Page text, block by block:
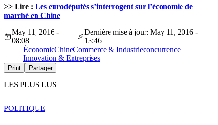
>> Lire : Les eurodéputés s’interrogent sur l’économie de
marché en Chine
May 11, 2016 -
08:08
Dernière mise à jour: May 11, 2016 -
13:46
ÉconomieChineCommerce & Industrieconcurrence
Innovation & Entreprises
Print Partager
LES PLUS LUS
POLITIQUE